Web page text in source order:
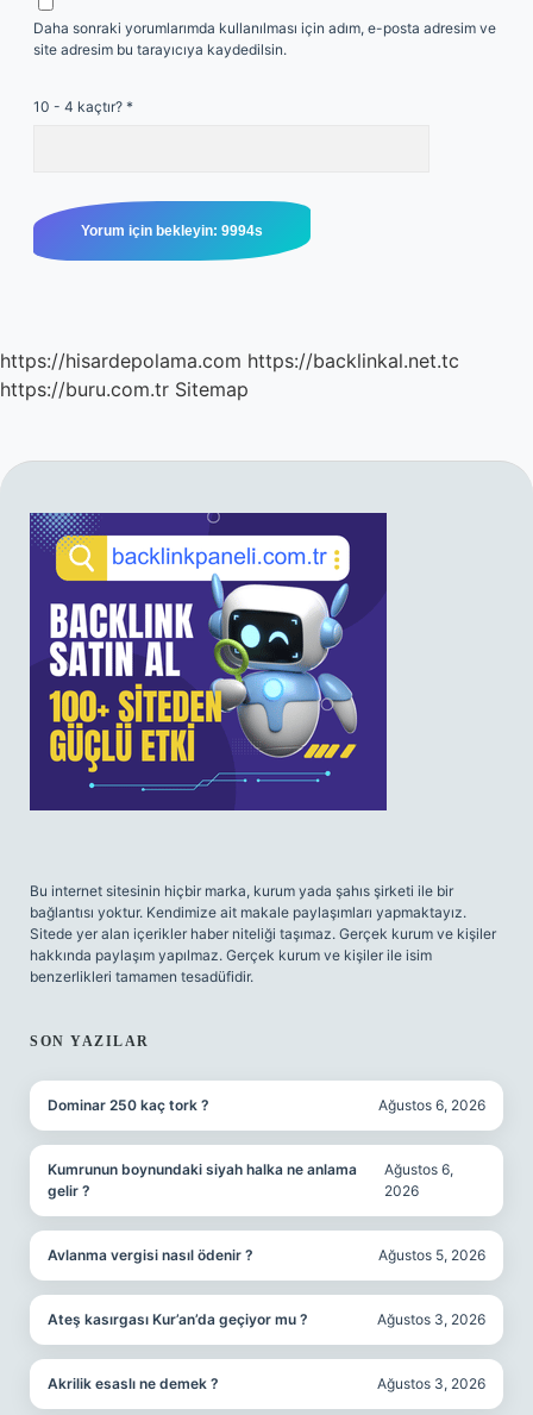
Daha sonraki yorumlarımda kullanılması için adım, e-posta adresim ve
site adresim bu tarayıcıya kaydedilsin.
10 - 4 kaçtır? *
https://hisardepolama.com https://backlinkal.net.tc
https://buru.com.tr Sitemap
SIDEBAR
Bu internet sitesinin hiçbir marka, kurum yada şahıs şirketi ile bir
bağlantısı yoktur. Kendimize ait makale paylaşımları yapmaktayız.
Sitede yer alan içerikler haber niteliği taşımaz. Gerçek kurum ve kişiler
hakkında paylaşım yapılmaz. Gerçek kurum ve kişiler ile isim
benzerlikleri tamamen tesadüfidir.
SON YAZILAR
Dominar 250 kaç tork ? Ağustos 6, 2026
Kumrunun boynundaki siyah halka ne anlama
gelir ?
Ağustos 6,
2026
Avlanma vergisi nasıl ödenir ? Ağustos 5, 2026
Ateş kasırgası Kur’an’da geçiyor mu ? Ağustos 3, 2026
Akrilik esaslı ne demek ? Ağustos 3, 2026